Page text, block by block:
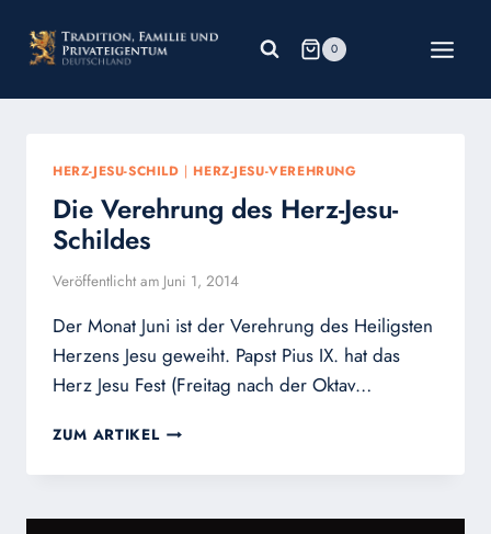
Inhalt
springen
0
HERZ-JESU-SCHILD | HERZ-JESU-VEREHRUNG
Die Verehrung des Herz-Jesu-
Schildes
Veröffentlicht am Juni 1, 2014
Der Monat Juni ist der Verehrung des Heiligsten
Herzens Jesu geweiht. Papst Pius IX. hat das
Herz Jesu Fest (Freitag nach der Oktav…
ZUM ARTIKEL DIE
DES
JESU-